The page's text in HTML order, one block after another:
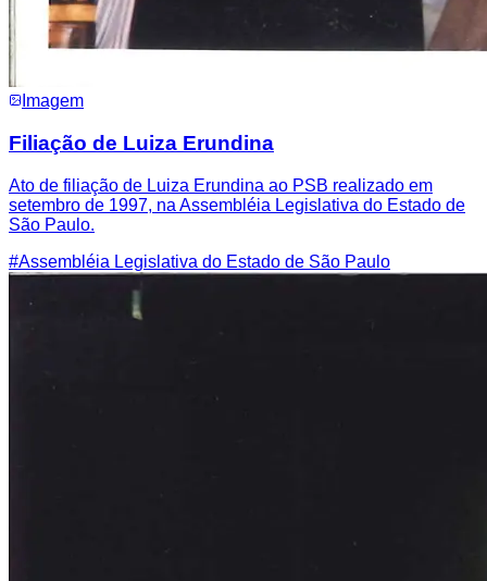
Imagem
Filiação de Luiza Erundina
Ato de filiação de Luiza Erundina ao PSB realizado em
setembro de 1997, na Assembléia Legislativa do Estado de
São Paulo.
#Assembléia Legislativa do Estado de São Paulo